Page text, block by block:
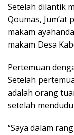
Setelah dilantik
Qoumas, Jum’at
makam
makam Desa
Pertemuan
Setelah
adalah orang
setelah
“Saya dalam